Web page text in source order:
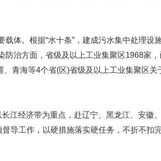
。根据“水十条”，建成污水集中处理设
防治方面，省级及以上工业集聚区1968家
青海等4个省(区)省级及以上工业集聚区
经济带为重点，赴辽宁、黑龙江、安徽
导工作，以硬措施落实硬任务，不折不扣